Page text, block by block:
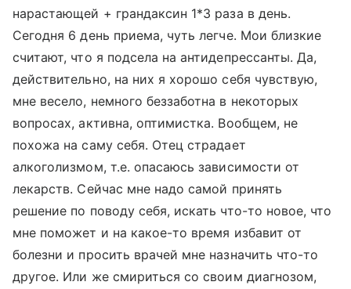
нарастающей + грандаксин 1*3 раза в день.
Сегодня 6 день приема, чуть легче. Мои близкие
считают, что я подсела на антидепрессанты. Да,
действительно, на них я хорошо себя чувствую,
мне весело, немного беззаботна в некоторых
вопросах, активна, оптимистка. Вообщем, не
похожа на саму себя. Отец страдает
алкоголизмом, т.е. опасаюсь зависимости от
лекарств. Сейчас мне надо самой принять
решение по поводу себя, искать что-то новое, что
мне поможет и на какое-то время избавит от
болезни и просить врачей мне назначить что-то
другое. Или же смириться со своим диагнозом,